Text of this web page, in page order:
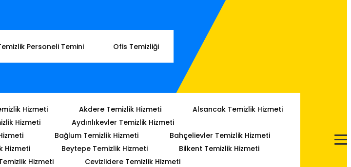
Personeli Temini Ofis Temizliği
Hizmeti Akdere Temizlik Hizmeti
Alsancak Temizlik Hizmeti
Hizmeti
Aydınlıkevler Temizlik Hizmeti
Bağlum Temizlik Hizmeti
Bahçelievler Temizlik Hizmeti
Hizmeti Beytepe Temizlik Hizmeti
Bilkent Temizlik Hizmeti
Hizmeti
Cevizlidere Temizlik Hizmeti